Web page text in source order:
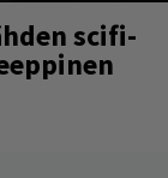
scifi-